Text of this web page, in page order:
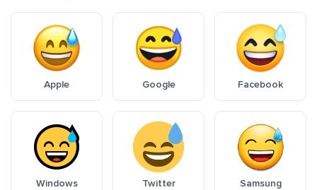
Apple Google Facebook
Windows Twitter Samsung